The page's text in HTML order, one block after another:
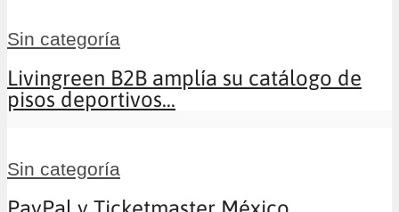
Sin categoría
Livingreen B2B amplía su catálogo de
pisos deportivos...
Sin categoría